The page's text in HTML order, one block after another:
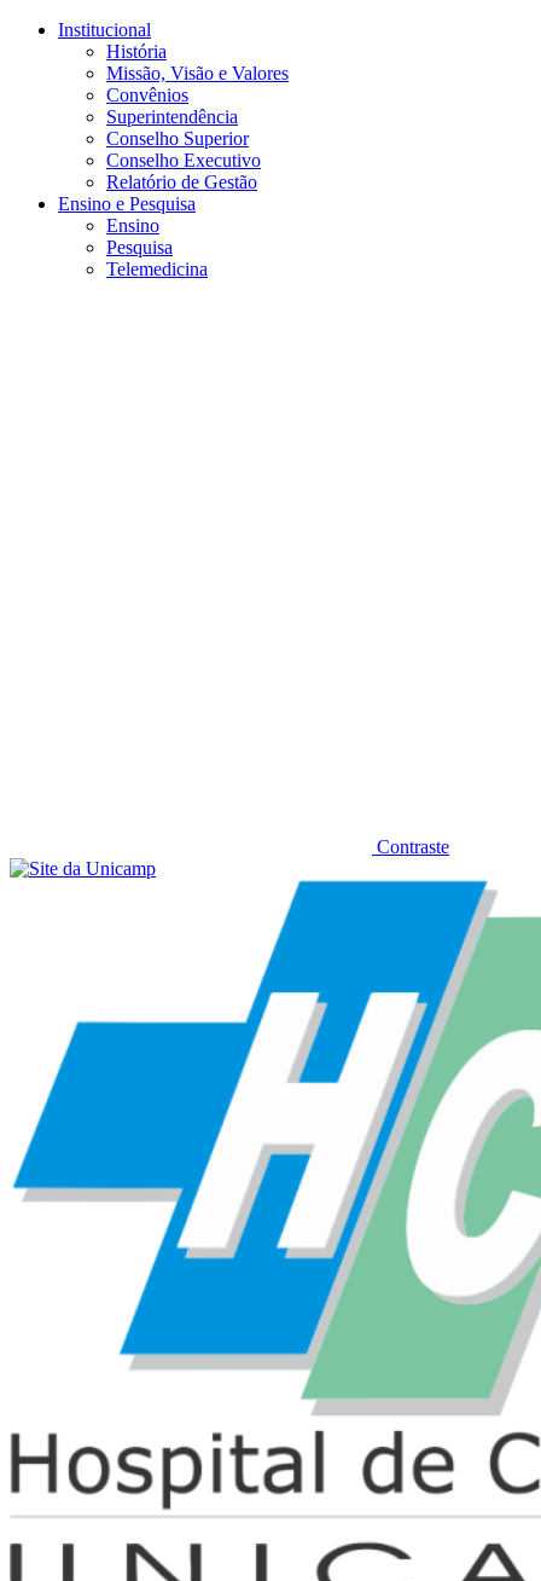
Conteúdo principal
Institucional
História
Missão, Visão e Valores
Convênios
Superintendência
Conselho Superior
Conselho Executivo
Relatório de Gestão
Ensino e Pesquisa
Ensino
Pesquisa
Telemedicina
Contraste